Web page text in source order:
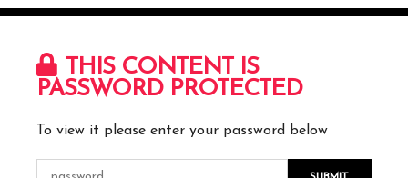
THIS CONTENT IS
PASSWORD PROTECTED
To view it please enter your password below